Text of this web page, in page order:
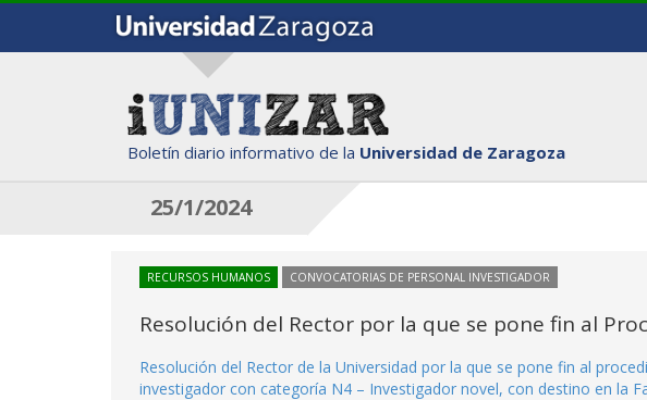
Boletín diario informativo de la Universidad de Zaragoza
25/1/2024
RECURSOS HUMANOS CONVOCATORIAS DE PERSONAL INVESTIGADOR
Resolución del Rector por la que se pone fin al
Resolución del Rector de la Universidad por la que se pone fin al
investigador con categoría N4 – Investigador novel, con destino en la